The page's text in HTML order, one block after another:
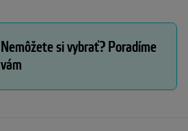
Nemôžete si vybrať? Poradíme
vám